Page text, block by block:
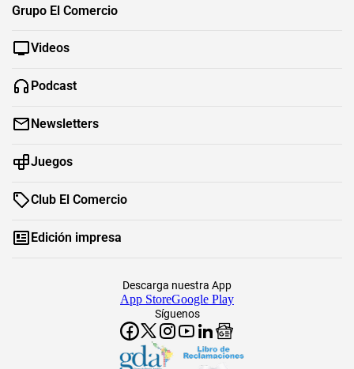
Grupo El Comercio
Videos
Podcast
Newsletters
Juegos
Club El Comercio
Edición impresa
Síguenos
Descarga nuestra App
App StoreGoogle Play